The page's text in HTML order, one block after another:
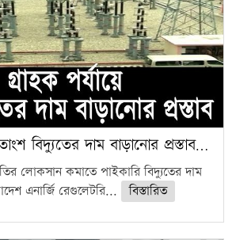
বিদ্যুতের দাম বাড়ানোর প্রস্তাব…
লোকসান কমাতে পাইকারি বিদ্যুতের দাম
এনার্জি রেগুলেটরি...
বিস্তারিত